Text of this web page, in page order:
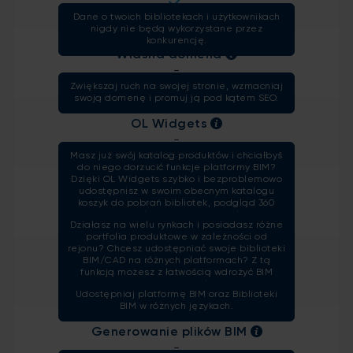
Dane o twoich bibliotekach i użytkownikach
nigdy nie będą wykorzystane przez
konkurencję.
Własna domena
Zwiększaj ruch na swojej stronie, wzmacniaj
swoją domenę i promuj ją pod kątem SEO.
-
OL Widgets
Masz już swój katalog produktów i chciałbyś
do niego dorzucić funkcje platformy BIM?
Dzięki OL Widgets szybko i bezproblemowo
udostępnisz w swoim obecnym katalogu
koszyk do pobrań bibliotek, podgląd 360
dostępnych w module Online Library.
-
Ilość kanałów
Działasz na wielu rynkach i posiadasz różne
portfolia produktowe w zależności od
rejonu? Chcesz udostępniać swoje biblioteki
BIM/CAD na różnych platformach? Z tą
funkcją możesz z łatwością wdrożyć BIM
1
Ilość języków
Udostępniaj platformę BIM oraz Biblioteki
BIM w różnych językach.
1
Generowanie plików BIM
-